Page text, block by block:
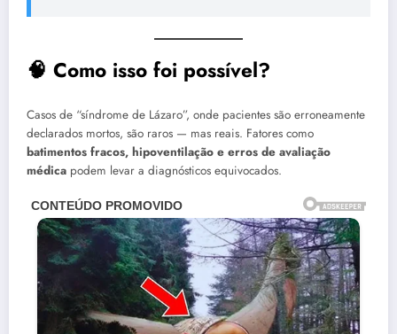
🧠 Como isso foi possível?
Casos de “síndrome de Lázaro”, onde pacientes são erroneamente
declarados mortos, são raros — mas reais. Fatores como
batimentos fracos, hipoventilação e erros de avaliação
médica podem levar a diagnósticos equivocados.